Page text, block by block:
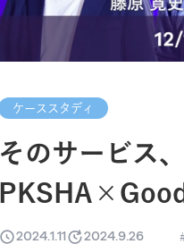
ケーススタディ
そのサービス
2024.1.11 2024.9.26